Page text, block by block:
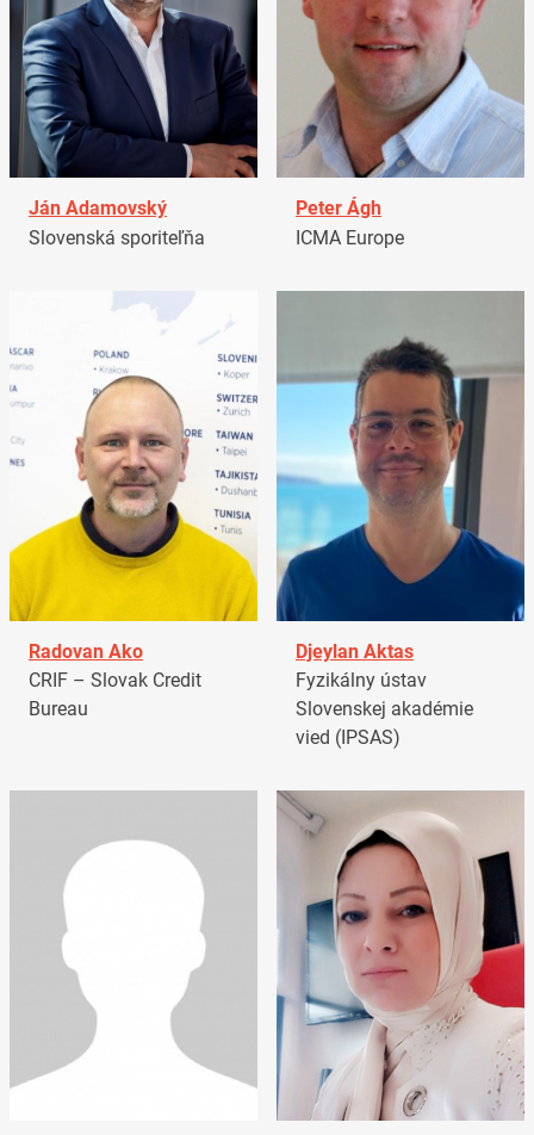
Ján Adamovský
Slovenská sporiteľňa
Peter Ágh
ICMA Europe
Radovan Ako
CRIF – Slovak Credit
Bureau
Djeylan Aktas
Fyzikálny ústav
Slovenskej akadémie
vied (IPSAS)